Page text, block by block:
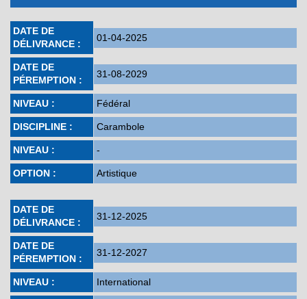
DATE DE
DÉLIVRANCE :
01-04-2025
DATE DE
PÉREMPTION :
31-08-2029
NIVEAU : Fédéral
DISCIPLINE : Carambole
NIVEAU : -
OPTION : Artistique
DATE DE
DÉLIVRANCE :
31-12-2025
DATE DE
PÉREMPTION :
31-12-2027
NIVEAU : International